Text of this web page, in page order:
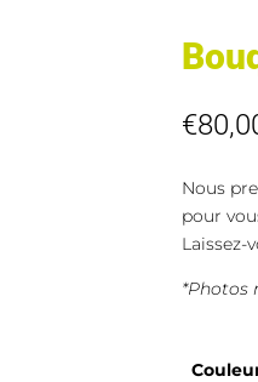
€
Nous
pour
Laissez-
*Photos